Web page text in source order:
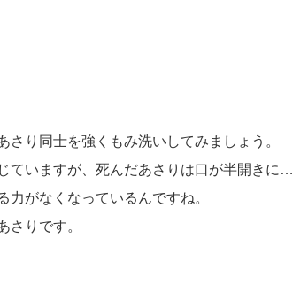
さり同士を強くもみ洗いしてみましょう。
ていますが、死んだあさりは口が半開きに…
がなくなっているんですね。
さりです。